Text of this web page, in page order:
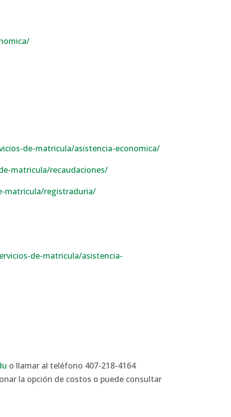
de-matricula/asistencia-economica/
matricula/recaudaciones/
matricula/registraduria/
de-matricula/asistencia-
o llamar al teléfono 407-218-4164
la opción de costos o puede consultar